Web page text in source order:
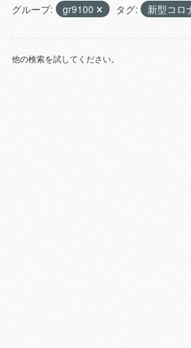
グループ: gr9100 タグ: 新型コロ
他の検索を試してください。